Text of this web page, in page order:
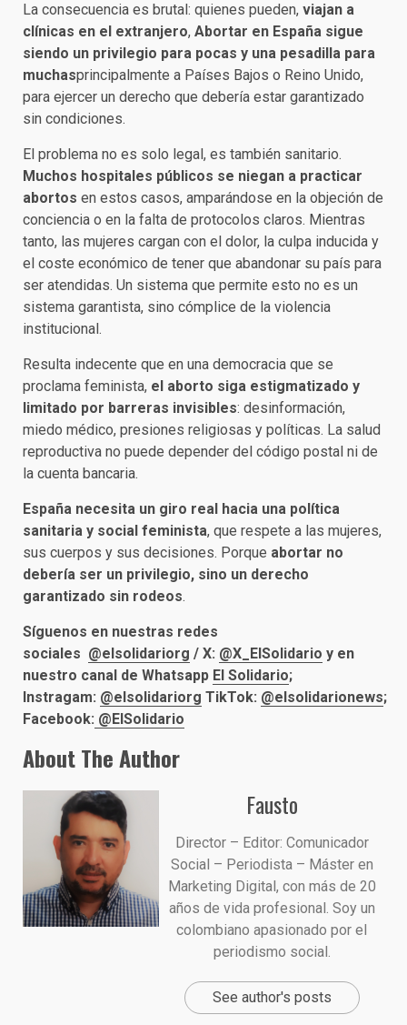
La consecuencia es brutal: quienes pueden, viajan a
clínicas en el extranjero, Abortar en España sigue
siendo un privilegio para pocas y una pesadilla para
muchasprincipalmente a Países Bajos o Reino Unido,
para ejercer un derecho que debería estar garantizado
sin condiciones.
El problema no es solo legal, es también sanitario.
Muchos hospitales públicos se niegan a practicar
abortos en estos casos, amparándose en la objeción de
conciencia o en la falta de protocolos claros. Mientras
tanto, las mujeres cargan con el dolor, la culpa inducida y
el coste económico de tener que abandonar su país para
ser atendidas. Un sistema que permite esto no es un
sistema garantista, sino cómplice de la violencia
institucional.
Resulta indecente que en una democracia que se
proclama feminista, el aborto siga estigmatizado y
limitado por barreras invisibles: desinformación,
miedo médico, presiones religiosas y políticas. La salud
reproductiva no puede depender del código postal ni de
la cuenta bancaria.
España necesita un giro real hacia una política
sanitaria y social feminista, que respete a las mujeres,
sus cuerpos y sus decisiones. Porque abortar no
debería ser un privilegio, sino un derecho
garantizado sin rodeos.
Síguenos en nuestras redes
sociales @elsolidariorg / X: @X_ElSolidario y en
nuestro canal de Whatsapp El Solidario;
Instragam: @elsolidariorg TikTok: @elsolidarionews;
Facebook: @ElSolidario
About The Author
Fausto
Director – Editor: Comunicador
Social – Periodista – Máster en
Marketing Digital, con más de 20
años de vida profesional. Soy un
colombiano apasionado por el
periodismo social.
See author's posts